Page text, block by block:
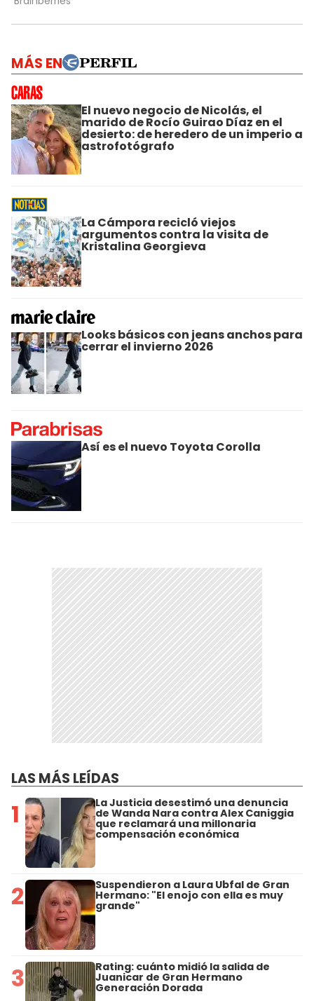
MÁS EN
El nuevo negocio de Nicolás, el
marido de Rocío Guirao Díaz en el
desierto: de heredero de un imperio a
astrofotógrafo
La Cámpora recicló viejos
argumentos contra la visita de
Kristalina Georgieva
Looks básicos con jeans anchos para
cerrar el invierno 2026
Así es el nuevo Toyota Corolla
LAS MÁS LEÍDAS
1 La Justicia desestimó una denuncia
de Wanda Nara contra Alex Caniggia
que reclamará una millonaria
compensación económica
2 Suspendieron a Laura Ubfal de Gran
Hermano: "El enojo con ella es muy
grande"
3 Rating: cuánto midió la salida de
Juanicar de Gran Hermano
Generación Dorada